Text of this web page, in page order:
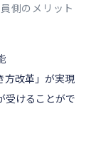
側のメリット
方改革」が実現
受けることがで